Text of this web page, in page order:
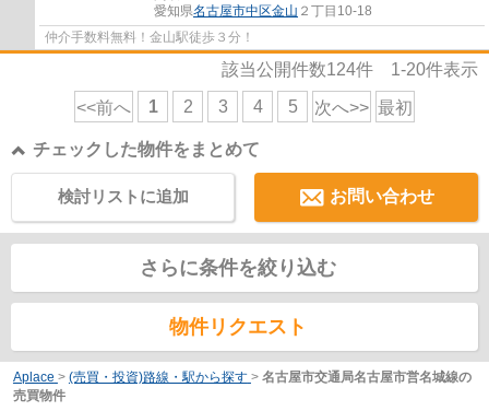
愛知県名古屋市中区金山 ２丁目10-18
仲介手数料無料！金山駅徒歩３分！
該当公開件数124件 1-20件表示
<<前へ 1 2 3 4 5 次へ>> 最初
チェックした物件をまとめて
お問い合わせ
検討リストに追加
さらに条件を絞り込む
物件リクエスト
Aplace > (売買・投資)路線・駅から探す > 名古屋市交通局名古屋市営名城線の
売買物件